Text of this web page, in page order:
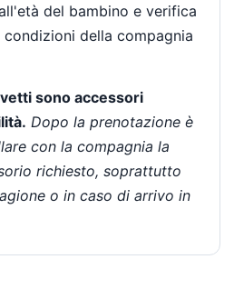
del bambino e verifica
della compagnia
sono accessori
Dopo la prenotazione è
con la compagnia la
richiesto, soprattutto
o in caso di arrivo in